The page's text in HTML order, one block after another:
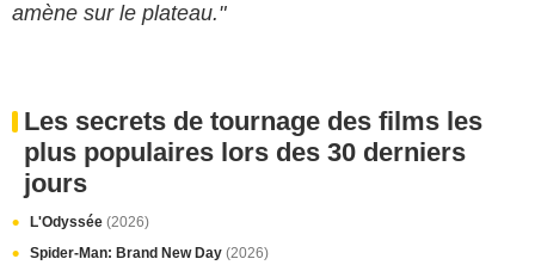
amène sur le plateau."
Les secrets de tournage des films les
plus populaires lors des 30 derniers
jours
L'Odyssée (2026)
Spider-Man: Brand New Day (2026)